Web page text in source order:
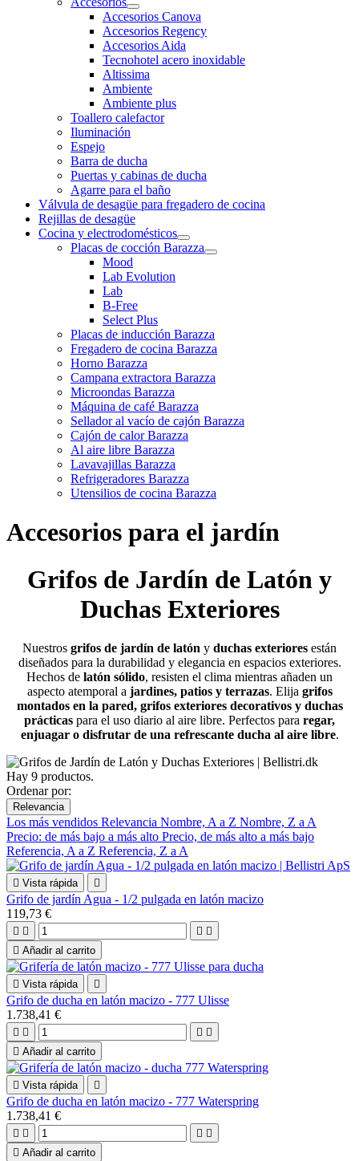
Accesorios Canova
Accesorios Regency
Accesorios Aida
Tecnohotel acero inoxidable
Altissima
Ambiente
Ambiente plus
Toallero calefactor
Iluminación
Espejo
Barra de ducha
Puertas y cabinas de ducha
Agarre para el baño
Válvula de desagüe para fregadero de cocina
Rejillas de desagüe
Cocina y electrodomésticos
Placas de cocción Barazza
Mood
Lab Evolution
Lab
B-Free
Select Plus
Placas de inducción Barazza
Fregadero de cocina Barazza
Horno Barazza
Campana extractora Barazza
Microondas Barazza
Máquina de café Barazza
Sellador al vacío de cajón Barazza
Cajón de calor Barazza
Al aire libre Barazza
Lavavajillas Barazza
Refrigeradores Barazza
Utensilios de cocina Barazza
Accesorios para el jardín
Grifos de Jardín de Latón y
Duchas Exteriores
Nuestros grifos de jardín de latón y duchas exteriores están
diseñados para la durabilidad y elegancia en espacios exteriores.
Hechos de latón sólido, resisten el clima mientras añaden un
aspecto atemporal a jardines, patios y terrazas. Elija grifos
montados en la pared, grifos exteriores decorativos y duchas
prácticas para el uso diario al aire libre. Perfectos para regar,
enjuagar o disfrutar de una refrescante ducha al aire libre.
Hay 9 productos.
Ordenar por:
Relevancia
Los más vendidos Relevancia Nombre, A a Z Nombre, Z a A
Precio: de más bajo a más alto Precio, de más alto a más bajo
Referencia, A a Z Referencia, Z a A
 Vista rápida 
Grifo de jardín Agua - 1/2 pulgada en latón macizo
119,73 €
   
 Añadir al carrito
 Vista rápida 
Grifo de ducha en latón macizo - 777 Ulisse
1.738,41 €
   
 Añadir al carrito
 Vista rápida 
Grifo de ducha en latón macizo - 777 Waterspring
1.738,41 €
   
 Añadir al carrito